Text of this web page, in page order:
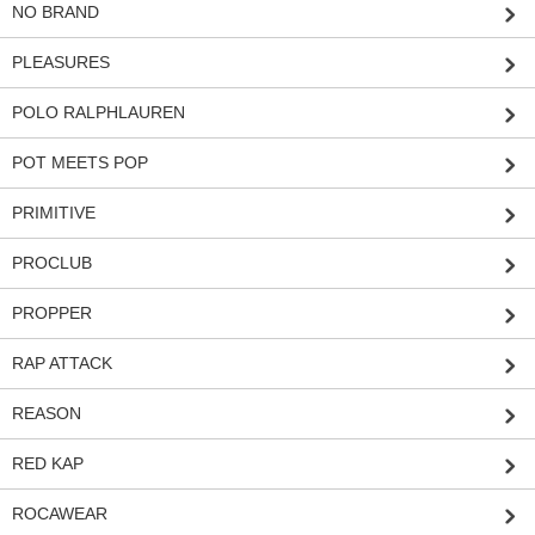
NO BRAND
PLEASURES
POLO RALPHLAUREN
POT MEETS POP
PRIMITIVE
PROCLUB
PROPPER
RAP ATTACK
REASON
RED KAP
ROCAWEAR